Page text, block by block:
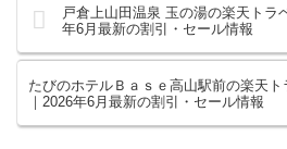
戸倉上山田温泉 玉の湯の楽天トラ
年6月最新の割引・セール情報
たびのホテルＢａｓｅ高山駅前の楽天
｜2026年6月最新の割引・セール情報